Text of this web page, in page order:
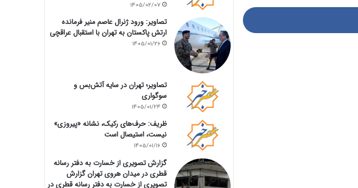
1405/02/07
تصاویر: ورود ژنرال عاصم منیر فرمانده
ارتش پاکستان به تهران با استقبال عراقچی
1405/01/26
تصاویر؛ تهران در سایه آتش‌بس و
سوگواری
1405/01/24
ظریف: حرف‌های رکیک، نشانه «پیروزی»
نیست، استیصال است
1405/01/16
گزارش تصویری از خسارت به دفتر رسانه
قطری در میدان هروی تهران گزارش
تصویری از خسارت به دفتر رسانه قطری در